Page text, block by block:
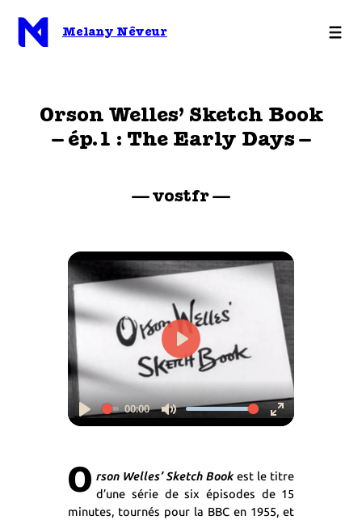
contenu
Melany Nêveur
Orson Welles’ Sketch Book
– ép.1 : The Early Days –
— vostfr —
Play
00:00
Mute
Enter
Play
O rson Welles’ Sketch Bookest le titre
d’une série de six épisodes de 15
minutes, tournés pour la BBC en 1955, et